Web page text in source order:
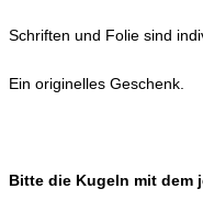
Schriften und Folie sind
Ein originelles Geschenk.
Bitte die Kugeln mit dem